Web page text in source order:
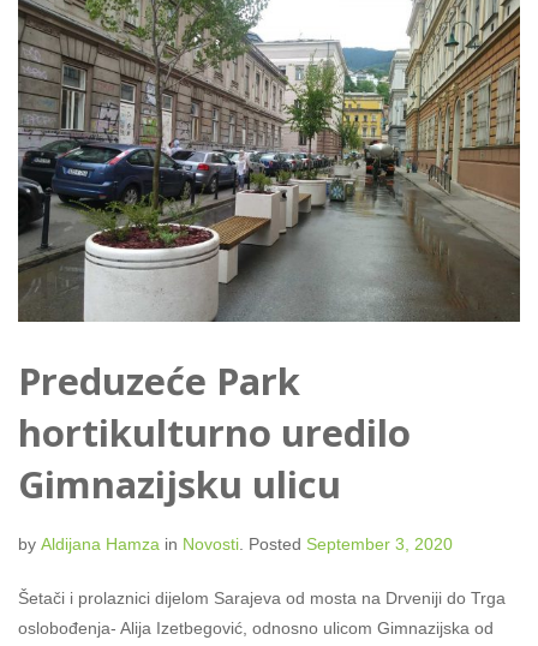
Preduzeće Park
hortikulturno uredilo
Gimnazijsku ulicu
by Aldijana Hamza in Novosti Posted September 3, 2020
Šetači i prolaznici dijelom Sarajeva od mosta na Drveniji do Trga
oslobođenja- Alija Izetbegović, odnosno ulicom Gimnazijska od